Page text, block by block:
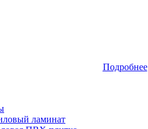
Подробнее
ламинат